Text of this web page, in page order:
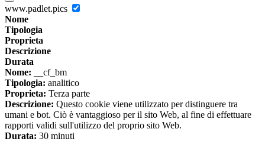
www.padlet.pics
Nome
Tipologia
Proprieta
Descrizione
Durata
Nome: __cf_bm
Tipologia: analitico
Proprieta: Terza parte
Descrizione: Questo cookie viene utilizzato per distinguere tra
umani e bot. Ciò è vantaggioso per il sito Web, al fine di effettuare
rapporti validi sull'utilizzo del proprio sito Web.
Durata: 30 minuti